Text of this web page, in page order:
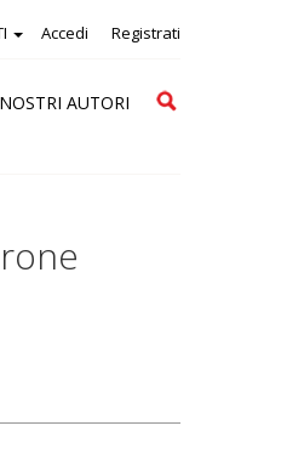
Accedi Registrati
AUTORI
Cerca